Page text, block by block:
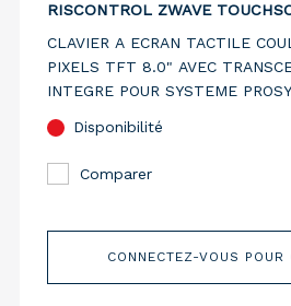
RISCONTROL ZWAVE
CLAVIER A ECRAN TACTILE
PIXELS TFT 8.0" AVEC
INTEGRE POUR SYSTEME
AUTONOME
Disponibilité
Comparer
CONNECTEZ-VOUS POUR